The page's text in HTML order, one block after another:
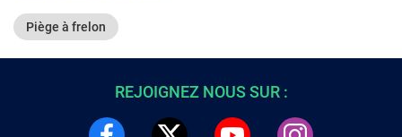
Piège à frelon
REJOIGNEZ NOUS SUR :